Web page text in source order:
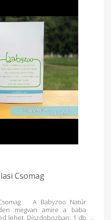
Csomag
A Babyzoo Natúr
megvan amire a baba
lehet. Díszdobozban: 1 db